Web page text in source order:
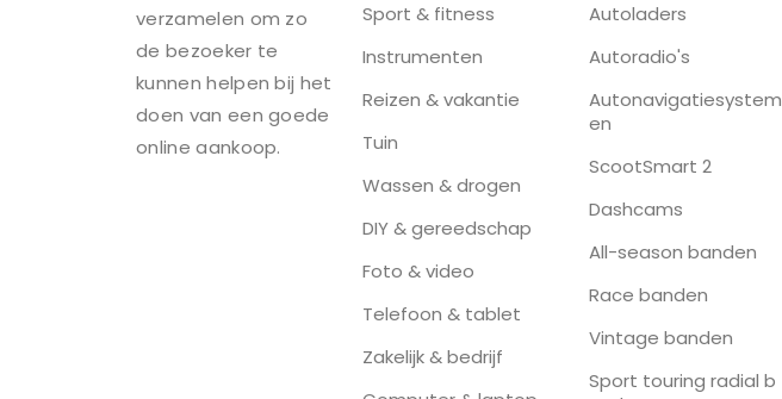
verzamelen om zo
de bezoeker te
kunnen helpen bij het
doen van een goede
online aankoop.
Sport & fitness
Instrumenten
Reizen & vakantie
Tuin
Wassen & drogen
DIY & gereedschap
Foto & video
Telefoon & tablet
Zakelijk & bedrijf
Autoladers
Autoradio's
Autonavigatiesystem
en
ScootSmart 2
Dashcams
All-season banden
Race banden
Vintage banden
Sport touring radial b